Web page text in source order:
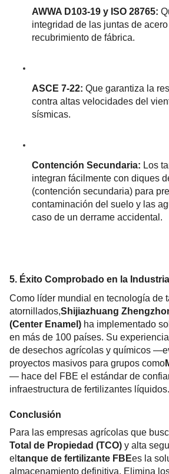
AWWA D103-19 y ISO 28765:
integridad de las juntas de
recubrimiento de fábrica.
ASCE 7-22: Que garantiza la
contra altas velocidades del
sísmicas.
Contención Secundaria: Los
integran fácilmente con diques
(contención secundaria) para
contaminación del suelo y las
caso de un derrame accidental.
5. Éxito Comprobado en la
Como líder mundial en tecnología de
atornillados,Shijiazhuang
(Center Enamel) ha implementado
en más de 100 países. Su
de desechos agrícolas y químicos
proyectos masivos para grupos como
— hace del FBE el estándar de
infraestructura de fertilizantes líquidos.
Conclusión
Para las empresas agrícolas que
Total de Propiedad (TCO) y alta
el tanque de fertilizante FBEes la
almacenamiento definitiva. Elimina